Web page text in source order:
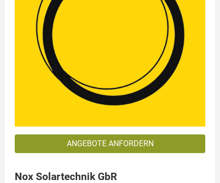
ANGEBOTE ANFORDERN
Nox Solartechnik GbR